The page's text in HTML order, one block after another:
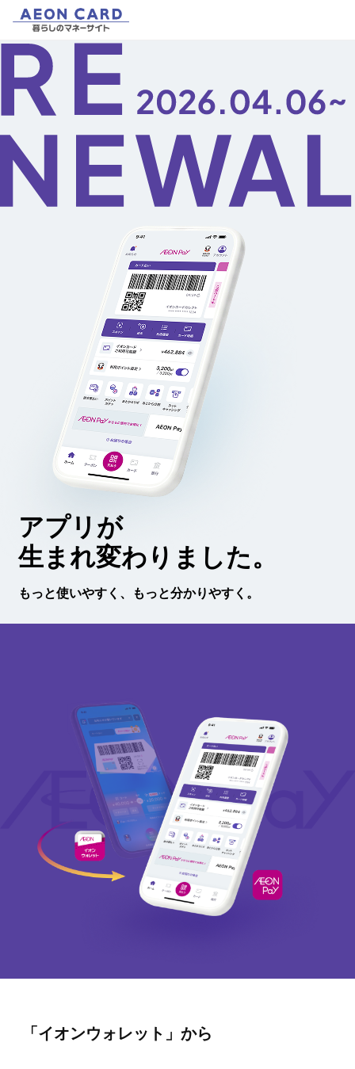
アプリが
生まれ変わりました。
もっと使いやすく、もっと分かりやすく。
「イオンウォレット」から